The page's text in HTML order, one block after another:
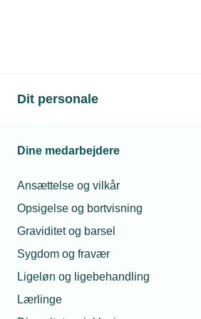
Dit personale
Dine medarbejdere
Ansættelse og vilkår
Opsigelse og bortvisning
Graviditet og barsel
Sygdom og fravær
Ligeløn og ligebehandling
Lærlinge
Bank belønner 70